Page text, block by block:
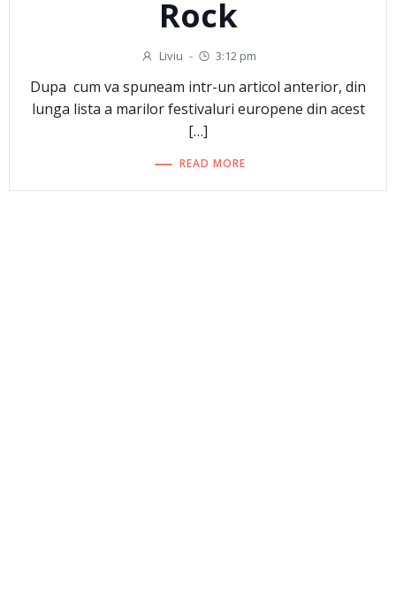
Rock
Liviu - 3:12 pm
Dupa cum va spuneam intr-un articol anterior, din
lunga lista a marilor festivaluri europene din acest
[…]
READ MORE